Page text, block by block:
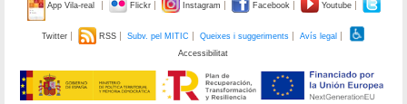
App Vila-real Flickr Instagram Facebook Youtube
Twitter RSS Subv. pel MITIC Queixes i suggeriments
Avís legal
Accessibilitat